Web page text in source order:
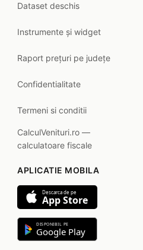
Dataset deschis
Instrumente și widget
Raport prețuri pe județe
Confidentialitate
Termeni si conditii
CalculVenituri.ro —
calculatoare fiscale
APLICATIE MOBILA
Descarca de pe
App Store
DISPONIBIL PE
Google Play